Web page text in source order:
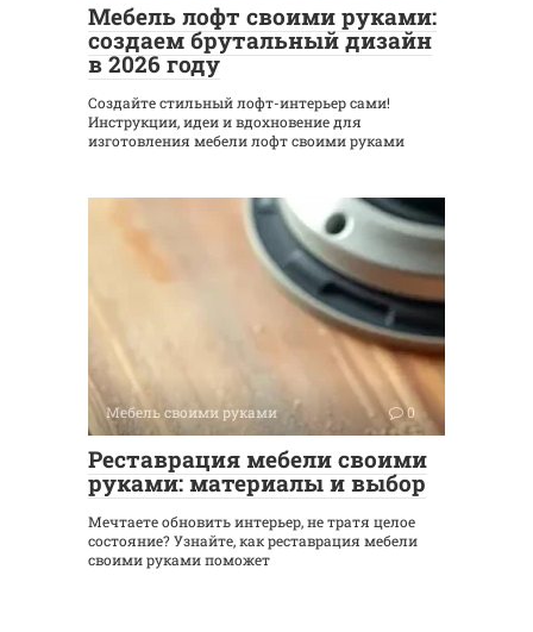
Мебель лофт своими руками:
создаем брутальный дизайн
в 2026 году
Создайте стильный лофт-интерьер сами!
Инструкции, идеи и вдохновение для
изготовления мебели лофт своими руками
Мебель своими руками 0
Реставрация мебели своими
руками: материалы и выбор
Мечтаете обновить интерьер, не тратя целое
состояние? Узнайте, как реставрация мебели
своими руками поможет